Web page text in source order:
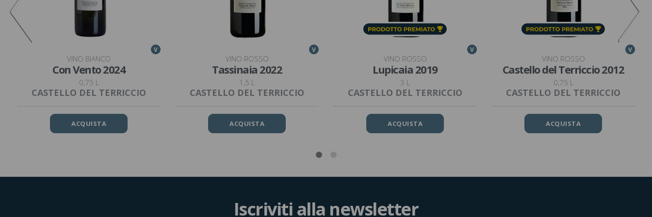
V
VINO BIANCO
Con Vento 2024
0,75 L
CASTELLO DEL TERRICCIO
ACQUISTA
V
VINO ROSSO
Tassinaia 2022
1,5 L
CASTELLO DEL TERRICCIO
ACQUISTA
V
VINO ROSSO
Lupicaia 2019
3 L
CASTELLO DEL TERRICCIO
ACQUISTA
V
VINO ROSSO
Castello del Terriccio 2012
0,75 L
CASTELLO DEL TERRICCIO
ACQUISTA
Iscriviti alla newsletter